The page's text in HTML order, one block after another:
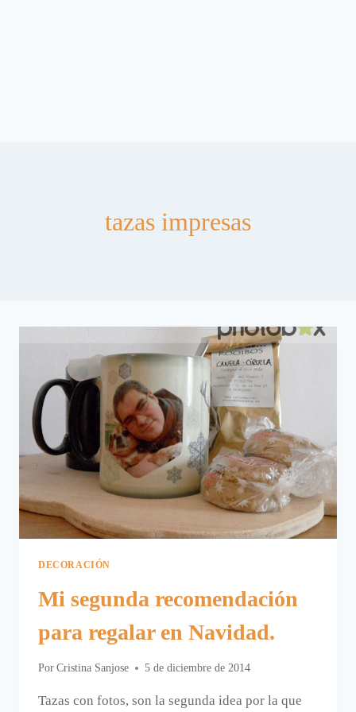
tazas impresas
DECORACIÓN
Mi segunda recomendación
para regalar en Navidad.
Por Cristina Sanjose 5 de diciembre de 2014
Tazas con fotos, son la segunda idea por la que